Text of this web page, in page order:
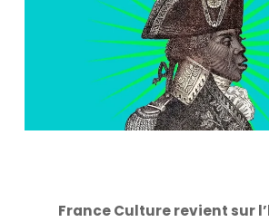
France Culture revient sur